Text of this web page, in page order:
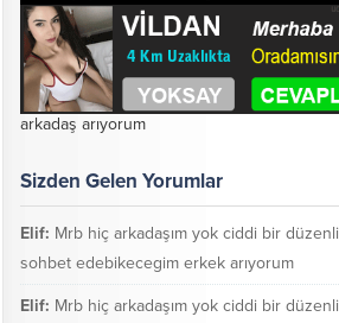
arkadaş arıyorum
Sizden Gelen Yorumlar
Elif: Mrb hiç arkadaşım yok ciddi bir düzenli
sohbet edebikecegim erkek arıyorum
Elif: Mrb hiç arkadaşım yok ciddi bir düzenli